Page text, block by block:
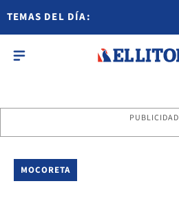
TEMAS DEL DÍA:
PUBLICIDAD
MOCORETA